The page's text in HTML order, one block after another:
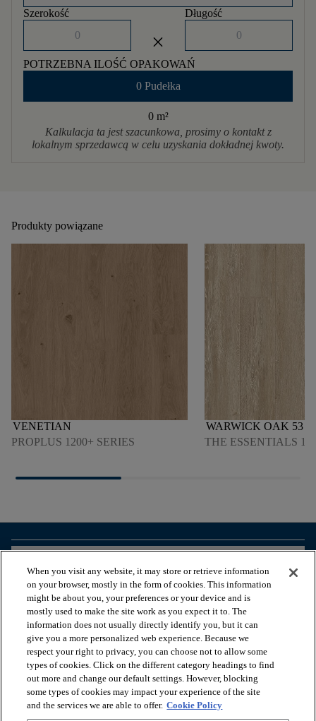
Szerokość
close
Długość
POTRZEBNA ILOŚĆ OPAKOWAŃ
0 Pudełka
0 m²
Kalkulacja ta jest szacunkowa, prosimy o kontakt z
lokalnym sprzedawcą w celu uzyskania dokładnej kwoty.
Produkty powiązane
VENETIAN
PROPLUS 1200+ SERIES
WARWICK OAK 53
THE ESSENTIALS
PRZEGLĄDAJ ZASOBY
NASZE USŁUGI
O NAS
When you visit any website, it may store or retrieve information
on your browser, mostly in the form of cookies. This information
might be about you, your preferences or your device and is
mostly used to make the site work as you expect it to. The
information does not usually directly identify you, but it can
give you a more personalized web experience. Because we
respect your right to privacy, you can choose not to allow some
types of cookies. Click on the different category headings to find
out more and change our default settings. However, blocking
some types of cookies may impact your experience of the site
and the services we are able to offer. Cookie Policy